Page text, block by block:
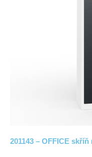
201143 – OFFICE